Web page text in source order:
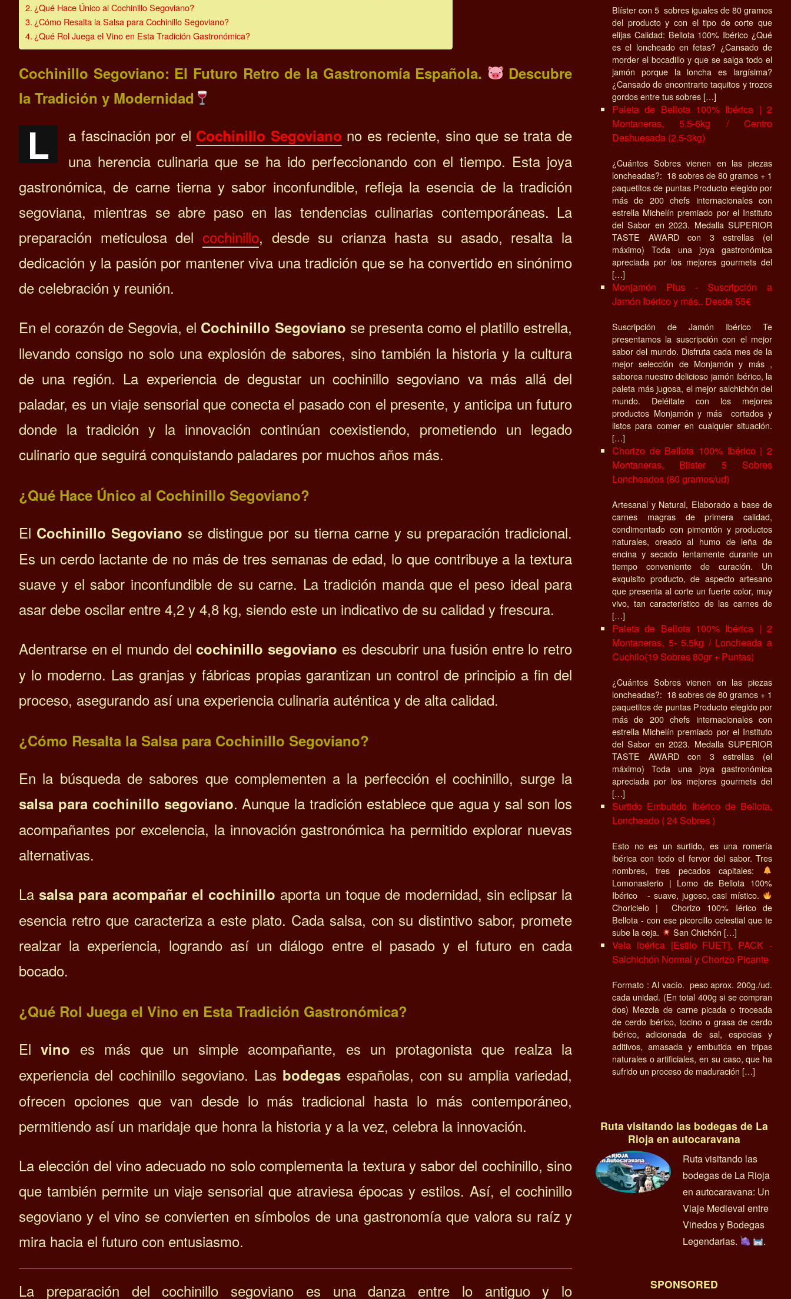
¿Qué Hace Único al Cochinillo Segoviano?
¿Cómo Resalta la Salsa para Cochinillo Segoviano?
¿Qué Rol Juega el Vino en Esta Tradición Gastronómica?
Cochinillo Segoviano: El Futuro Retro de la Gastronomía Española.
Descubre
la Tradición y Modernidad
L a fascinación por el Cochinillo Segoviano no es reciente, sino que se trata de
una herencia culinaria que se ha ido perfeccionando con el tiempo. Esta joya
gastronómica, de carne tierna y sabor inconfundible, refleja la esencia de la tradición
segoviana, mientras se abre paso en las tendencias culinarias contemporáneas. La
preparación meticulosa del cochinillo, desde su crianza hasta su asado, resalta la
dedicación y la pasión por mantener viva una tradición que se ha convertido en sinónimo
de celebración y reunión.
En el corazón de Segovia, el Cochinillo Segoviano se presenta como el platillo estrella,
llevando consigo no solo una explosión de sabores, sino también la historia y la cultura
de una región. La experiencia de degustar un cochinillo segoviano va más allá del
paladar, es un viaje sensorial que conecta el pasado con el presente, y anticipa un futuro
donde la tradición y la innovación continúan coexistiendo, prometiendo un legado
culinario que seguirá conquistando paladares por muchos años más.
¿Qué Hace Único al Cochinillo Segoviano?
El Cochinillo Segoviano se distingue por su tierna carne y su preparación tradicional.
Es un cerdo lactante de no más de tres semanas de edad, lo que contribuye a la textura
suave y el sabor inconfundible de su carne. La tradición manda que el peso ideal para
asar debe oscilar entre 4,2 y 4,8 kg, siendo este un indicativo de su calidad y frescura.
Adentrarse en el mundo delcochinillo segoviano es descubrir una fusión entre lo retro
y lo moderno. Las granjas y fábricas propias garantizan un control de principio a fin del
proceso, asegurando así una experiencia culinaria auténtica y de alta calidad.
¿Cómo Resalta la Salsa para Cochinillo Segoviano?
En la búsqueda de sabores que complementen a la perfección el cochinillo, surge la
salsa para cochinillo segoviano. Aunque la tradición establece que agua y sal son los
acompañantes por excelencia, la innovación gastronómica ha permitido explorar nuevas
alternativas.
Lasalsa para acompañar el cochinillo aporta un toque de modernidad, sin eclipsar la
esencia retro que caracteriza a este plato. Cada salsa, con su distintivo sabor, promete
realzar la experiencia, logrando así un diálogo entre el pasado y el futuro en cada
bocado.
¿Qué Rol Juega el Vino en Esta Tradición Gastronómica?
Elvino es más que un simple acompañante, es un protagonista que realza la
experiencia del cochinillo segoviano. Las bodegas españolas, con su amplia variedad,
ofrecen opciones que van desde lo más tradicional hasta lo más contemporáneo,
permitiendo así un maridaje que honra la historia y a la vez, celebra la innovación.
La elección del vino adecuado no solo complementa la textura y sabor del cochinillo, sino
que también permite un viaje sensorial que atraviesa épocas y estilos. Así, el cochinillo
segoviano y el vino se convierten en símbolos de una gastronomía que valora su raíz y
mira hacia el futuro con entusiasmo.
La preparación del cochinillo segoviano es una danza entre lo antiguo y lo
Blíster con 5 sobres iguales de 80 gramos
del producto y con el tipo de corte que
elijas Calidad: Bellota 100% Ibérico ¿Qué
es el loncheado en fetas? ¿Cansado de
morder el bocadillo y que se salga todo el
jamón porque la loncha es largísima?
¿Cansado de encontrarte taquitos y trozos
gordos entre tus sobres […]
Paleta de Bellota 100% Ibérica | 2
Montaneras, 5.5-6kg / Centro
Deshuesada (2.5-3kg)
¿Cuántos Sobres vienen en las piezas
loncheadas?: 18 sobres de 80 gramos + 1
paquetitos de puntas Producto elegido por
más de 200 chefs internacionales con
estrella Michelín premiado por el Instituto
del Sabor en 2023. Medalla SUPERIOR
TASTE AWARD con 3 estrellas (el
máximo) Toda una joya gastronómica
apreciada por los mejores gourmets del
[…]
Monjamón Plus - Suscripción a
Jamón Ibérico y más.. Desde 55€
Suscripción de Jamón Ibérico Te
presentamos la suscripción con el mejor
sabor del mundo. Disfruta cada mes de la
mejor selección de Monjamón y más ,
saborea nuestro delicioso jamón ibérico, la
paleta más jugosa, el mejor salchichón del
mundo. Deléitate con los mejores
productos Monjamón y más cortados y
listos para comer en cualquier situación.
[…]
Chorizo de Bellota 100% Ibérico | 2
Montaneras, Blister 5 Sobres
Loncheados (80 gramos/ud)
Artesanal y Natural, Elaborado a base de
carnes magras de primera calidad,
condimentado con pimentón y productos
naturales, oreado al humo de leña de
encina y secado lentamente durante un
tiempo conveniente de curación. Un
exquisito producto, de aspecto artesano
que presenta al corte un fuerte color, muy
vivo, tan característico de las carnes de
[…]
Paleta de Bellota 100% Ibérica | 2
Montaneras, 5- 5.5kg / Loncheada a
Cuchilo(19 Sobres 80gr + Puntas)
¿Cuántos Sobres vienen en las piezas
loncheadas?: 18 sobres de 80 gramos + 1
paquetitos de puntas Producto elegido por
más de 200 chefs internacionales con
estrella Michelín premiado por el Instituto
del Sabor en 2023. Medalla SUPERIOR
TASTE AWARD con 3 estrellas (el
máximo) Toda una joya gastronómica
apreciada por los mejores gourmets del
[…]
Surtido Embutido Ibérico de Bellota,
Loncheado ( 24 Sobres )
Esto no es un surtido, es una romería
ibérica con todo el fervor del sabor. Tres
nombres, tres pecados capitales:
Lomonasterio | Lomo de Bellota 100%
Ibérico - suave, jugoso, casi místico.
Choricielo | Chorizo 100% Iérico de
Bellota - con ese picorcillo celestial que te
sube la ceja.
San Chichón […]
Vela ibérica [Estilo FUET], PACK -
Salchichón Normal y Chorizo Picante
Formato : Al vacío. peso aprox. 200g./ud.
cada unidad. (En total 400g si se compran
dos) Mezcla de carne picada o troceada
de cerdo ibérico, tocino o grasa de cerdo
ibérico, adicionada de sal, especias y
aditivos, amasada y embutida en tripas
naturales o artificiales, en su caso, que ha
sufrido un proceso de maduración […]
Ruta visitando las bodegas de La
Rioja en autocaravana
Ruta visitando las
bodegas de La Rioja
en autocaravana: Un
Viaje Medieval entre
Viñedos y Bodegas
Legendarias.
.
SPONSORED